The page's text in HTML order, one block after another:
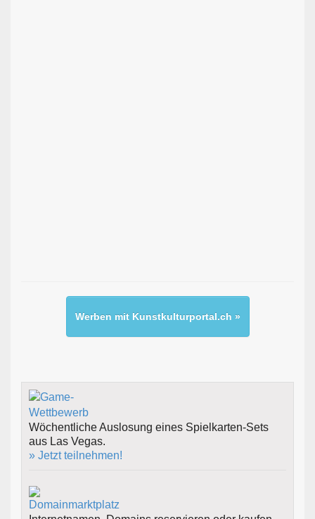
Werben mit Kunstkulturportal.ch »
Wöchentliche Auslosung eines Spielkarten-Sets
aus Las Vegas.
» Jetzt teilnehmen!